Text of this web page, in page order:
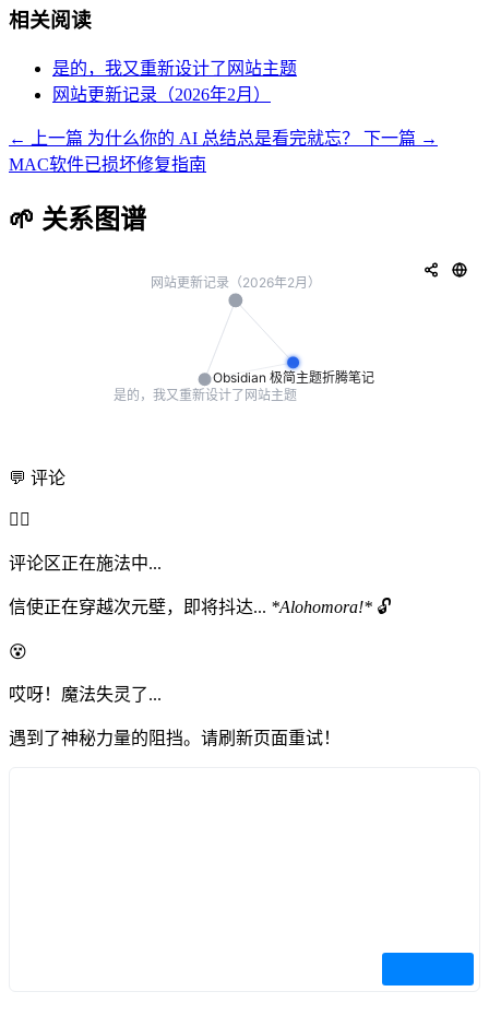
相关阅读
是的，我又重新设计了网站主题
网站更新记录（2026年2月）
← 上一篇 为什么你的 AI 总结总是看完就忘？
下一篇 →
MAC软件已损坏修复指南
🌱 关系图谱
💬 评论
🧙‍♂️
评论区正在施法中...
信使正在穿越次元壁，即将抖达... *Alohomora!* 🔓
😵
哎呀！魔法失灵了...
遇到了神秘力量的阻挡。请刷新页面重试！